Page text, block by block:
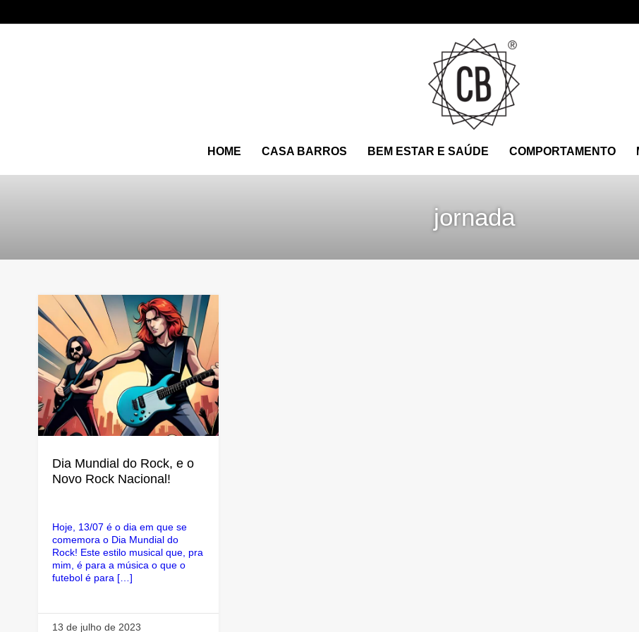
HOME CASA BARROS BEM ESTAR E SAÚDE COMPORTAMENTO
jornada
Dia Mundial do Rock, e o
Novo Rock Nacional!
Hoje, 13/07 é o dia em que se
comemora o Dia Mundial do
Rock! Este estilo musical que, pra
mim, é para a música o que o
futebol é para […]
13 de julho de 2023